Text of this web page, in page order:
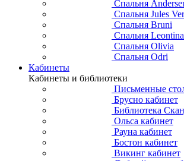
Спальня
Спальня Jules
Спальня Bruni
Спальня Leontina
Спальня Olivia
Спальня Odri
Кабинеты
Кабинеты и библиотеки
Письменные
Брусно кабинет
Библиотека
Ольса кабинет
Рауна кабинет
Бостон кабинет
Викинг кабинет